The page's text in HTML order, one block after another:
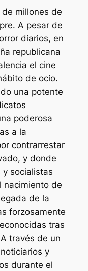
millones de
A pesar de
diarios, en
republicana
el cine
de ocio.
una potente
poderosa
a la
contrarrestar
y donde
socialistas
nacimiento de
de la
forzosamente
tras
través de un
y
durante el